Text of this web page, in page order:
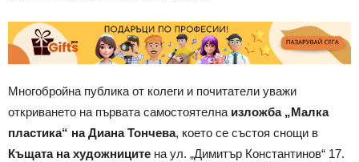
Многобройна публика от колеги и почитатели уважи
откриването на първата самостоятелна изложба „Малка
пластика“ на Диана Тончева, което се състоя снощи в
Къщата на художниците на ул. „Димитър Константинов“ 17.